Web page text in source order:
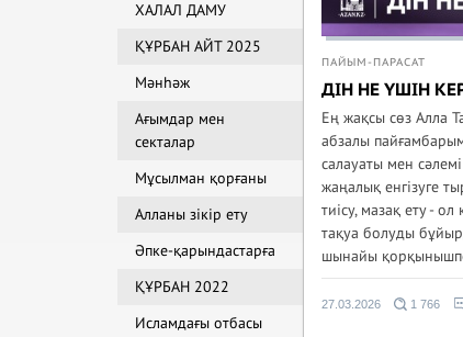
ХАЛАЛ ДАМУ
ҚҰРБАН АЙТ 2025
Мәнһәж
Ағымдар мен
секталар
Мұсылман қорғаны
Алланы зікір ету
Әпке-қарындастарға
ҚҰРБАН 2022
Исламдағы отбасы
ПАЙЫМ-ПАРАСАТ
ДІН НЕ ҮШІН
Ең жақсы сөз Алла
абзалы
салауаты мен
жаңалық енгізуге
тиісу, мазақ ету -
тақуа болуды
шынайы
27.03.2026 1 766